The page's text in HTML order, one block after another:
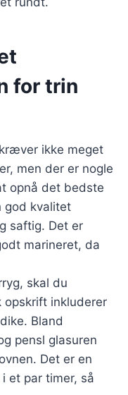
for trin
ikke meget
men der er nogle
opnå det bedste
god kvalitet
saftig. Det er
marineret, da
skal du
opskrift inkluderer
Bland
pensl glasuren
Det er en
et par timer, så